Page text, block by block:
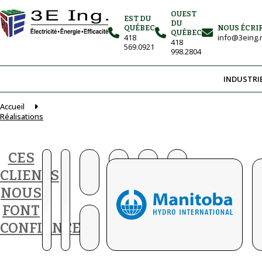
EST DU
QUÉBEC
418
569.0921
OUEST
DU
QUÉBEC
418
998.2804
NOUS
Accueil
Réalisations
CES
CLIENTS
NOUS
FONT
CONFIANCE